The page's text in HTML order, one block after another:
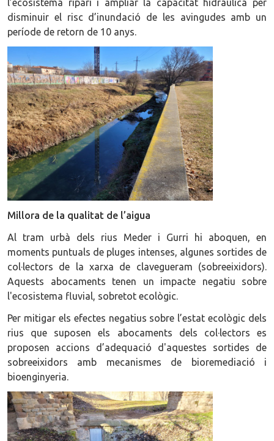
disminuir el risc d’inundació de les avingudes amb un
període de retorn de 10 anys.
Millora de la qualitat de l’aigua
Al tram urbà dels rius Meder i Gurri hi aboquen, en
moments puntuals de pluges intenses, algunes sortides de
col·lectors de la xarxa de clavegueram (sobreeixidors).
Aquests abocaments tenen un impacte negatiu sobre
l'ecosistema fluvial, sobretot ecològic.
Per mitigar els efectes negatius sobre l’estat ecològic dels
rius que suposen els abocaments dels col·lectors es
proposen accions d’adequació d'aquestes sortides de
sobreeixidors amb mecanismes de bioremediació i
bioenginyeria.